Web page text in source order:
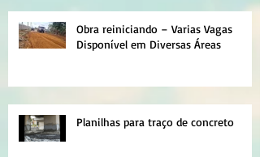
Obra reiniciando – Varias Vagas
Disponível em Diversas Áreas
Planilhas para traço de concreto